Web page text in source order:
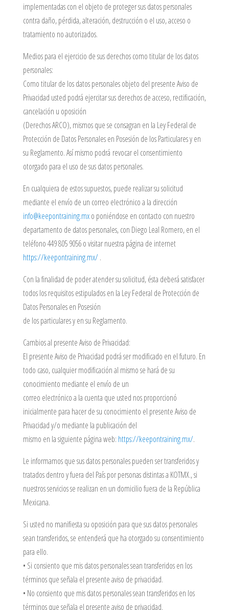
implementadas con el objeto de proteger sus datos personales
contra daño, pérdida, alteración, destrucción o el uso, acceso o
tratamiento no autorizados.
Medios para el ejercicio de sus derechos como titular de los datos
personales:
Como titular de los datos personales objeto del presente Aviso de
Privacidad usted podrá ejercitar sus derechos de acceso, rectificación,
cancelación u oposición
(Derechos ARCO), mismos que se consagran en la Ley Federal de
Protección de Datos Personales en Posesión de los Particulares y en
su Reglamento. Así mismo podrá revocar el consentimiento
otorgado para el uso de sus datos personales.
En cualquiera de estos supuestos, puede realizar su solicitud
mediante el envío de un correo electrónico a la dirección
info@keepontraining.mxo poniéndose en contacto con nuestro
departamento de datos personales, con Diego Leal Romero, en el
teléfono 449 805 9056 o visitar nuestra página de internet
https://keepontraining.mx/.
Con la finalidad de poder atender su solicitud, ésta deberá satisfacer
todos los requisitos estipulados en la Ley Federal de Protección de
Datos Personales en Posesión
de los particulares y en su Reglamento.
Cambios al presente Aviso de Privacidad:
El presente Aviso de Privacidad podrá ser modificado en el futuro. En
todo caso, cualquier modificación al mismo se hará de su
conocimiento mediante el envío de un
correo electrónico a la cuenta que usted nos proporcionó
inicialmente para hacer de su conocimiento el presente Aviso de
Privacidad y/o mediante la publicación del
mismo en la siguiente página web: https://keepontraining.mx/.
Le informamos que sus datos personales pueden ser transferidos y
tratados dentro y fuera del País por personas distintas a KOTMX., si
nuestros servicios se realizan en un domicilio fuera de la República
Mexicana.
Si usted no manifiesta su oposición para que sus datos personales
sean transferidos, se entenderá que ha otorgado su consentimiento
para ello.
• Si consiento que mis datos personales sean transferidos en los
términos que señala el presente aviso de privacidad.
• No consiento que mis datos personales sean transferidos en los
términos que señala el presente aviso de privacidad.